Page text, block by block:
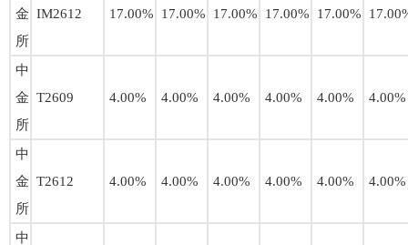
金
所
IM2612 17.00% 17.00% 17.00% 17.00% 17.00%
中
金
所
T2609 4.00% 4.00% 4.00% 4.00% 4.00% 4.00%
中
金
所
T2612 4.00% 4.00% 4.00% 4.00% 4.00% 4.00%
中